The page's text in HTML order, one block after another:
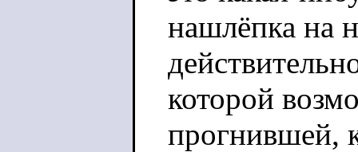
нашлёпка на
которой
прогнившей,